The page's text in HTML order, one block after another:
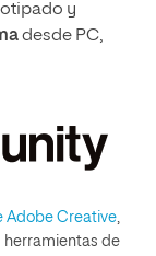
y
desde PC,
Adobe Creative,
herramientas de